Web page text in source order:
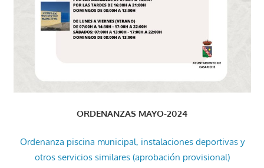
ORDENANZAS MAYO-2024
Ordenanza piscina municipal, instalaciones deportivas y
otros servicios similares (aprobación provisional)